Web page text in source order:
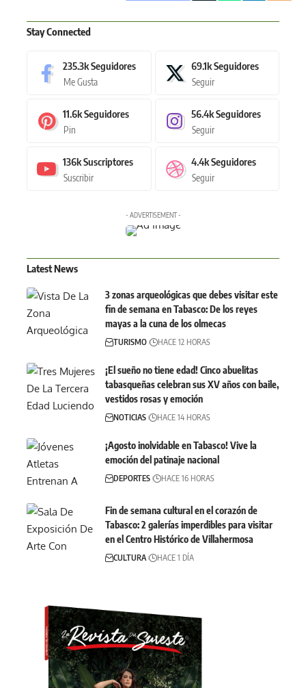
Stay Connected
235.3kSeguidores
Me Gusta
69.1kSeguidores
Seguir
11.6kSeguidores
Pin
56.4kSeguidores
Seguir
136kSuscriptores
Suscribir
4.4kSeguidores
Seguir
- ADVERTISEMENT -
Latest News
3 zonas arqueológicas que debes visitar este
fin de semana en Tabasco: De los reyes
mayas a la cuna de los olmecas
TURISMO HACE 12 HORAS
¡El sueño no tiene edad! Cinco abuelitas
tabasqueñas celebran sus XV años con baile,
vestidos rosas y emoción
NOTICIAS HACE 14 HORAS
¡Agosto inolvidable en Tabasco! Vive la
emoción del patinaje nacional
DEPORTES HACE 16 HORAS
Fin de semana cultural en el corazón de
Tabasco: 2 galerías imperdibles para visitar
en el Centro Histórico de Villahermosa
CULTURA HACE 1 DÍA